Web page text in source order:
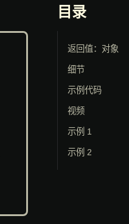
目录
返回值：对象
细节
示例代码
视频
示例 1
示例 2